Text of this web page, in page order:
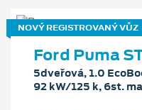
NOVÝ REGISTROVANÝ VŮZ
Ford Puma
5dveřová, 1.0
92 kW/125 k, 6st.